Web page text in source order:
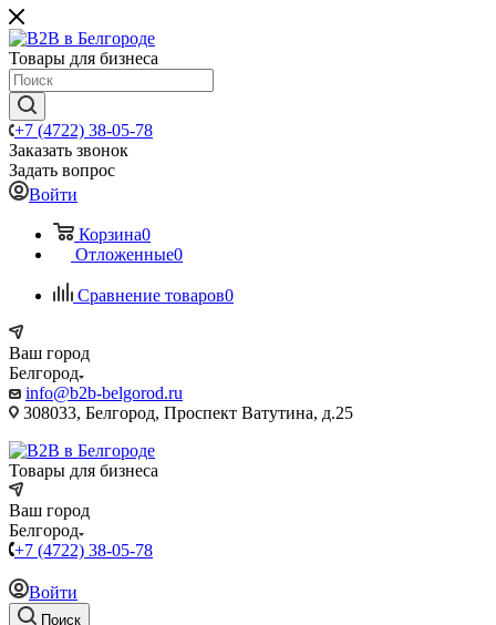
Товары для бизнеса
+7 (4722) 38-05-78
Заказать звонок
Задать вопрос
Войти
Корзина0
Отложенные0
Сравнение товаров0
Ваш город
Белгород
info@b2b-belgorod.ru
308033, Белгород, Проспект Ватутина, д.25
Товары для бизнеса
Ваш город
Белгород
+7 (4722) 38-05-78
Войти
Поиск